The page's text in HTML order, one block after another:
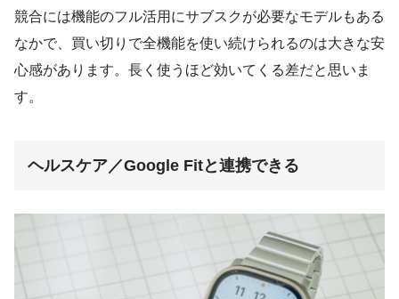
競合には機能のフル活用にサブスクが必要なモデルもある
なかで、買い切りで全機能を使い続けられるのは大きな安
心感があります。長く使うほど効いてくる差だと思いま
す。
ヘルスケア／Google Fitと連携できる